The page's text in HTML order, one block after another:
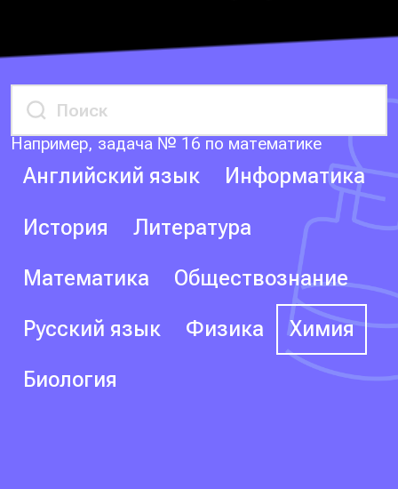
Например, задача № 16 по математике
Английский язык Информатика
История Литература
Математика Обществознание
Русский язык Физика Химия
Биология